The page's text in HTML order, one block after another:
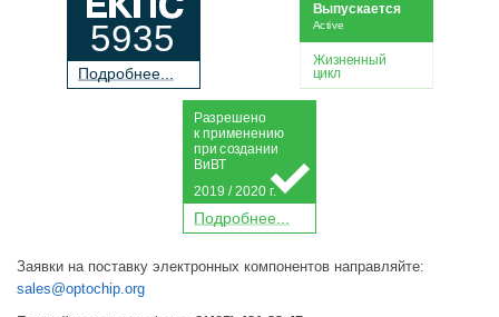
Подробнее...
5935
Жизненный
цикл
Active
Выпускается
Подробнее...
Разрешено
к применению
присоздании
Ви ВТ
2019 / 2020 г.
Заявки на поставку электронных компонентов направляйте:
sales@optochip.org